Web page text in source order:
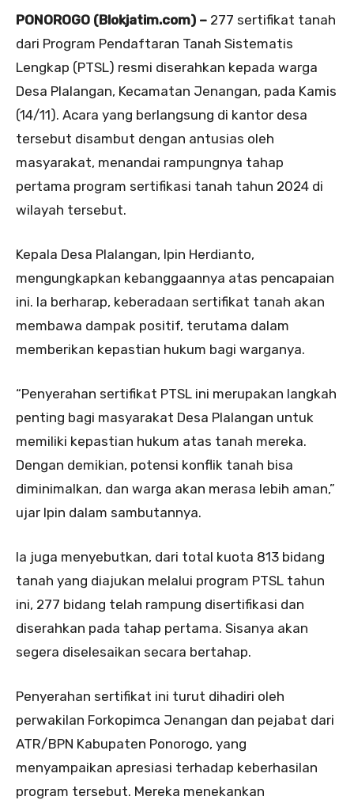
PONOROGO (Blokjatim.com) – 277 sertifikat tanah
dari Program Pendaftaran Tanah Sistematis
Lengkap (PTSL) resmi diserahkan kepada warga
Desa Plalangan, Kecamatan Jenangan, pada Kamis
(14/11). Acara yang berlangsung di kantor desa
tersebut disambut dengan antusias oleh
masyarakat, menandai rampungnya tahap
pertama program sertifikasi tanah tahun 2024 di
wilayah tersebut.
Kepala Desa Plalangan, Ipin Herdianto,
mengungkapkan kebanggaannya atas pencapaian
ini. Ia berharap, keberadaan sertifikat tanah akan
membawa dampak positif, terutama dalam
memberikan kepastian hukum bagi warganya.
“Penyerahan sertifikat PTSL ini merupakan langkah
penting bagi masyarakat Desa Plalangan untuk
memiliki kepastian hukum atas tanah mereka.
Dengan demikian, potensi konflik tanah bisa
diminimalkan, dan warga akan merasa lebih aman,”
ujar Ipin dalam sambutannya.
Ia juga menyebutkan, dari total kuota 813 bidang
tanah yang diajukan melalui program PTSL tahun
ini, 277 bidang telah rampung disertifikasi dan
diserahkan pada tahap pertama. Sisanya akan
segera diselesaikan secara bertahap.
Penyerahan sertifikat ini turut dihadiri oleh
perwakilan Forkopimca Jenangan dan pejabat dari
ATR/BPN Kabupaten Ponorogo, yang
menyampaikan apresiasi terhadap keberhasilan
program tersebut. Mereka menekankan